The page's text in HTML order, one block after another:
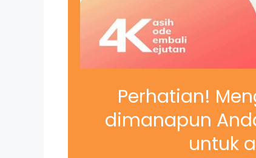
Perhatian!
dimanapun
untuk